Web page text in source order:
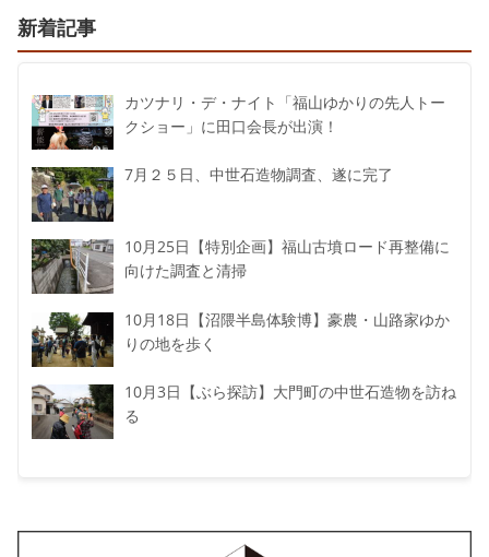
新着記事
カツナリ・デ・ナイト「福山ゆかりの先人トー
クショー」に田口会長が出演！
7月２５日、中世石造物調査、遂に完了
10月25日【特別企画】福山古墳ロード再整備に
向けた調査と清掃
10月18日【沼隈半島体験博】豪農・山路家ゆか
りの地を歩く
10月3日【ぶら探訪】大門町の中世石造物を訪ね
る